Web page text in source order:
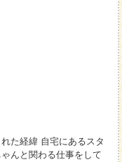
た経緯 自宅にあるスタ
んと関わる仕事をして